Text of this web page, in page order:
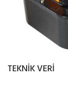
TEKNİK VERİ